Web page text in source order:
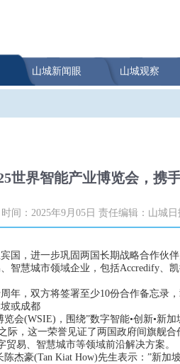
山城新闻眼 山城观察
世界智能产业博览会，携
时间：2025年9月05日 责任编辑：山城日
国，进一步巩固两国长期战略合作伙
智慧城市领域企业，包括Accredify、
年，双方将签署至少10份合作备忘录
或成都
会(WSIE)，围绕”数字智能•创新•新
际，这一荣誉见证了两国政府间旗舰
贸易、智慧城市等领域前沿解决方案。
杰豪(Tan Kiat How)先生表示：”新加